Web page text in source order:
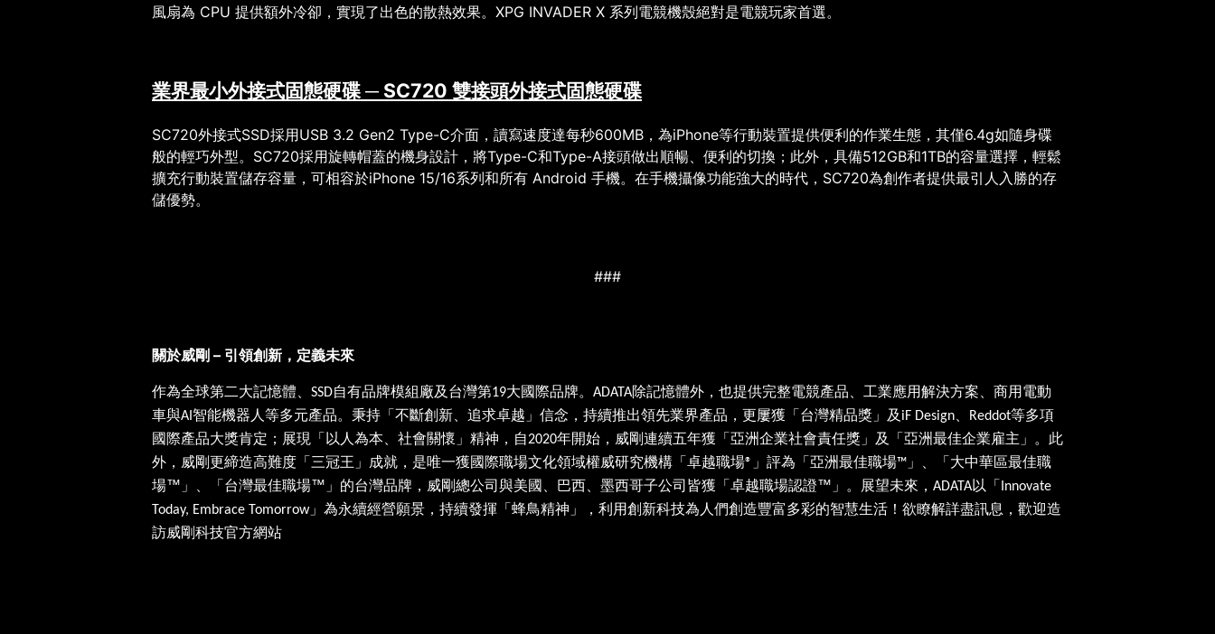
風扇為 CPU 提供額外冷卻，實現了出色的散熱效果。 XPG INVADER X 系列電競機殼絕對是電競玩家首選。
業界最小外接式固態硬碟 ─ SC720 雙接頭外接式固態硬碟
SC720外接式SSD採用USB 3.2 Gen2 Type-C介面，讀寫速度達每秒600MB ，為iPhone等行動裝置提供便利的作業生態，其僅6.4g如隨身碟
般的輕巧外型。 SC720採用旋轉帽蓋的機身設計，將Type-C和Type-A接頭做出順暢、便利的切換；此外，具備512GB和1TB的容量選擇，輕鬆
擴充行動裝置儲存容量，可相容於iPhone 15/16系列和所有 Android 手機。在手機攝像功能強大的時代， SC720為創作者提供最引人入勝的存
儲優勢。
###
關於威剛 – 引領創新，定義未來
作為全球第二大記憶體、 SSD自有品牌模組廠及台灣第19大國際品牌。 ADATA除記憶體外，也提供完整電競產品、工業應用解決方案、商用電動
車與AI 智能機器人等多元產品。秉持「不斷創新、追求卓越」信念，持續推出領先業界產品，更屢獲「台灣精品獎」及 iF Design Reddot等多項
國際產品大獎肯定；展現「以人為本、社會關懷」精神，自2020年開始，威剛連續五年獲「亞洲企業社會責任獎」及「亞洲最佳企業雇主」。此
外，威剛更締造高難度「三冠王」成就，是唯一獲國際職場文化領域權威研究機構「卓越職場® 」評為「亞洲最佳職場™ 」、「大中華區最佳職
場™」、「台灣最佳職場™」的台灣品牌，威剛總公司與美國、巴西、墨西哥子公司皆獲「卓越職場認證™」。展望未來， ADATA以「
Innovate
Today, Embrace Tomorrow」為永續經營願景，持續發揮「蜂鳥精神」，利用創新科技為人們創造豐富多彩的智慧生活！欲瞭解詳盡訊息，歡迎造
訪威剛科技官方網站